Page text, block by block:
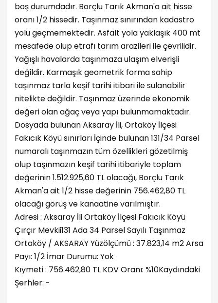
boş durumdadır. Borçlu Tarık Akman'a ait hisse
oranı 1/2 hissedir. Taşınmaz sınırından kadastro
yolu geçmemektedir. Asfalt yola yaklaşık 400 mt
mesafede olup etrafı tarım arazileri ile çevrilidir.
Yağışlı havalarda taşınmaza ulaşım elverişli
değildir. Karmaşık geometrik forma sahip
taşınmaz tarla keşif tarihi itibari ile sulanabilir
nitelikte değildir. Taşınmaz üzerinde ekonomik
değeri olan ağaç veya yapı bulunmamaktadır.
Dosyada bulunan Aksaray İli, Ortaköy İlçesi
Fakıcık Köyü sınırları İçinde bulunan 131/34 Parsel
numaralı taşınmazın tüm özellikleri gözetilmiş
olup taşınmazın keşif tarihi itibariyle toplam
değerinin 1.512.925,60 TL olacağı, Borçlu Tarık
Akman'a ait 1/2 hisse değerinin 756.462,80 TL
olacağı görüş ve kanaatine varılmıştır.
Adresi : Aksaray İli Ortaköy İlçesi Fakıcık Köyü
Çırçır Mevkii131 Ada 34 Parsel Sayılı Taşınmaz
Ortaköy / AKSARAY Yüzölçümü : 37.823,14 m2 Arsa
Payı: 1/2 İmar Durumu: Yok
Kıymeti : 756.462,80 TL KDV Oranı: %10Kaydındaki
Şerhler: -